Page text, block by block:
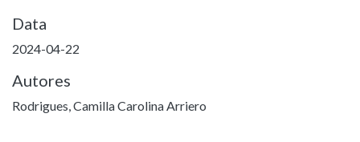
Data
2024-04-22
Autores
Rodrigues, Camilla Carolina Arriero